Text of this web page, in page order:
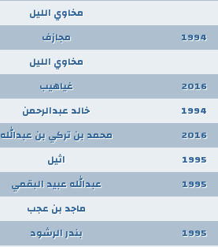
مخاوي الليل
1994 مجازف
مخاوي الليل
2016 غياهيب
1994 خالد عبدالرحمن
2016 محمد بن تركي بن عبدالله
1995 اثيل
1995 عبدالله عبيد البقمي
ماجد بن عجب
1995 بندر الرشود